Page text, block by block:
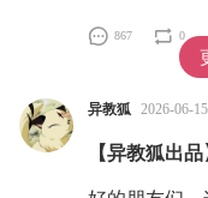
867 0
异教狐 2026-06-15
【异教狐出